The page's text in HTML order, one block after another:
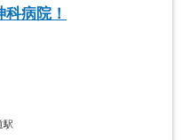
病院！
駅